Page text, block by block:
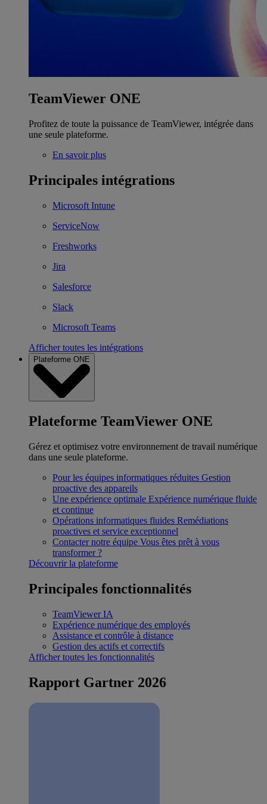
TeamViewer ONE
Profitez de toute la puissance de TeamViewer, intégrée dans
une seule plateforme.
En savoir plus
Principales intégrations
Microsoft Intune
ServiceNow
Freshworks
Jira
Salesforce
Slack
Microsoft Teams
Afficher toutes les intégrations
Plateforme ONE
Plateforme TeamViewer ONE
Gérez et optimisez votre environnement de travail numérique
dans une seule plateforme.
Pour les équipes informatiques réduites Gestion
proactive des appareils
Une expérience optimale Expérience numérique fluide
et continue
Opérations informatiques fluides Remédiations
proactives et service exceptionnel
Contacter notre équipe Vous êtes prêt à vous
transformer ?
Découvrir la plateforme
Principales fonctionnalités
TeamViewer IA
Expérience numérique des employés
Assistance et contrôle à distance
Gestion des actifs et correctifs
Afficher toutes les fonctionnalités
Rapport Gartner 2026